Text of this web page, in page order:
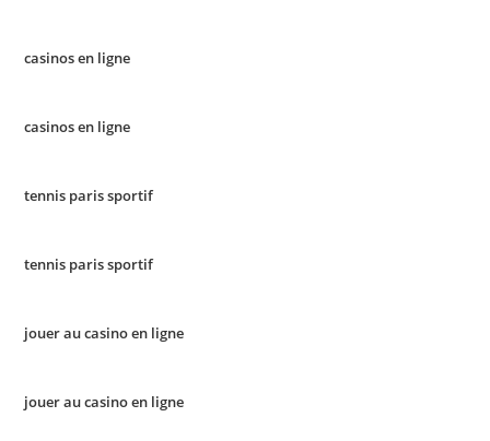
casinos en ligne
casinos en ligne
tennis paris sportif
tennis paris sportif
jouer au casino en ligne
jouer au casino en ligne